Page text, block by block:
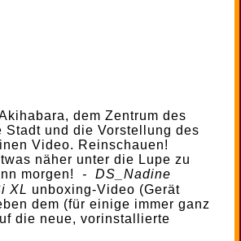
dem Zentrum des
und die Vorstellung des
Video. Reinschauen!
näher unter die Lupe zu
morgen!
- DS_Nadine
XL unboxing-Video (Gerät
dem (für einige immer ganz
die neue, vorinstallierte